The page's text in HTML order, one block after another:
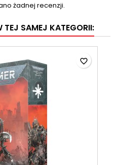
żadnej recenzji.
SAMEJ KATEGORII:
favorite_border